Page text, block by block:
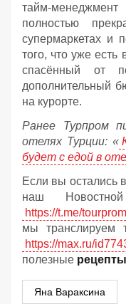
тайм-
полностью
супермаркетах и
того, что уже
спасённый от
дополнительный
на курорте.
Ранее Турпром
отелях Турции: «
будет с едой в
Если вы остались в
наш
https://t.me/tourprom
мы транслируем
https://max.ru/
полезные рецепты
Яна Вараксина